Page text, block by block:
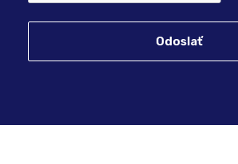
Odoslať